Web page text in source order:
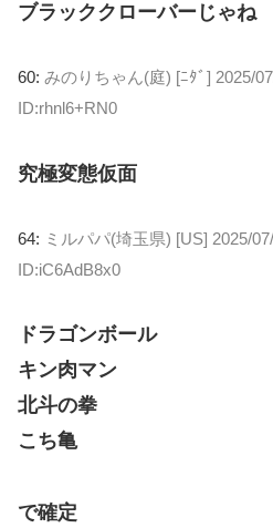
ブラッククローバーじゃね
60: みのりちゃん(庭) [ﾆﾀﾞ] 2025/
ID:rhnl6+RN0
究極変態仮面
64: ミルパパ(埼玉県) [US] 2025/
ID:iC6AdB8x0
ドラゴンボール
キン肉マン
北斗の拳
こち亀
で確定